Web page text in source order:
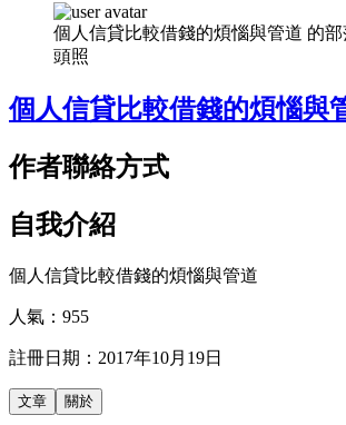
個人信貸比較借錢的煩惱與管道 的
頭照
個人信貸比較借錢的煩惱與
作者聯絡方式
自我介紹
個人信貸比較借錢的煩惱與管道
人氣： 955
註冊日期： 2017年10月19日
文章 關於